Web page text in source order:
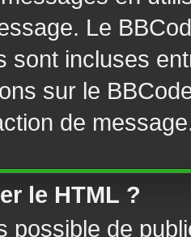
Le
sont incluses
sur le
de
le HTML ?
possible de